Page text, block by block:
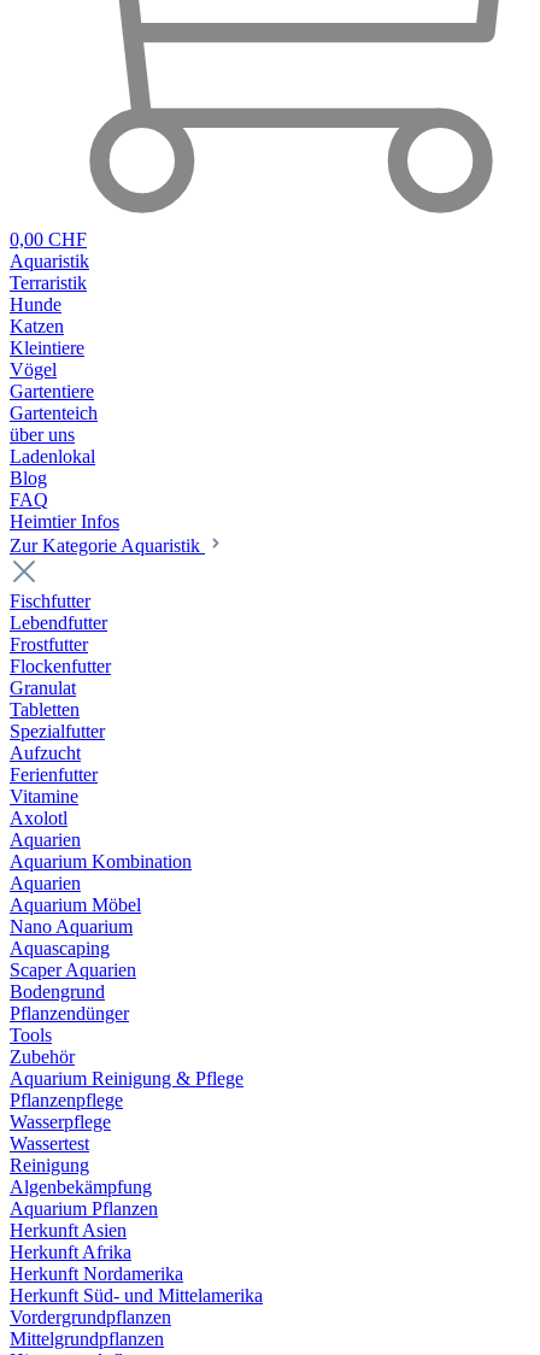
0,00 CHF
Aquaristik
Terraristik
Hunde
Katzen
Kleintiere
Vögel
Gartentiere
Gartenteich
über uns
Ladenlokal
Blog
FAQ
Heimtier Infos
Zur Kategorie Aquaristik
Fischfutter
Lebendfutter
Frostfutter
Flockenfutter
Granulat
Tabletten
Spezialfutter
Aufzucht
Ferienfutter
Vitamine
Axolotl
Aquarien
Aquarium Kombination
Aquarien
Aquarium Möbel
Nano Aquarium
Aquascaping
Scaper Aquarien
Bodengrund
Pflanzendünger
Tools
Zubehör
Aquarium Reinigung & Pflege
Pflanzenpflege
Wasserpflege
Wassertest
Reinigung
Algenbekämpfung
Aquarium Pflanzen
Herkunft Asien
Herkunft Afrika
Herkunft Nordamerika
Herkunft Süd- und Mittelamerika
Vordergrundpflanzen
Mittelgrundpflanzen